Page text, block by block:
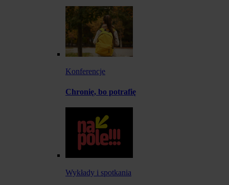
Konferencje
Chronię, bo potrafię
Wykłady i spotkania